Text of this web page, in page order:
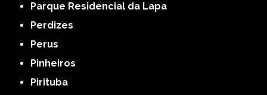
Parque Residencial da Lapa
Perdizes
Perus
Pinheiros
Pirituba